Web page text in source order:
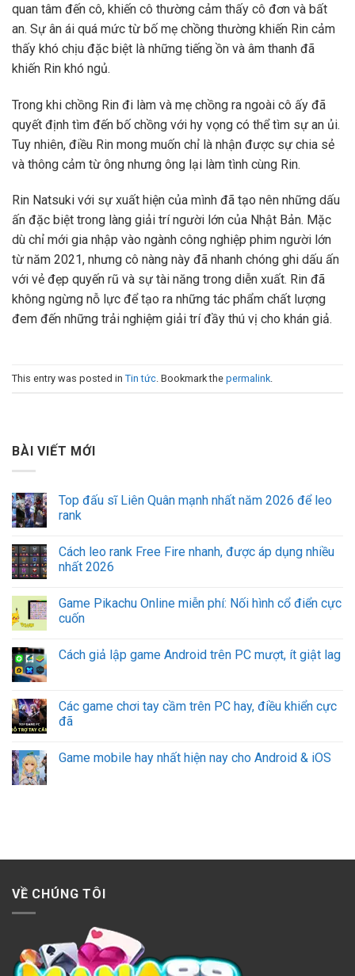
quan tâm đến cô, khiến cô thường cảm thấy cô đơn và bất
an. Sự ân ái quá mức từ bố mẹ chồng thường khiến Rin cảm
thấy khó chịu đặc biệt là những tiếng ồn và âm thanh đã
khiến Rin khó ngủ.
Trong khi chồng Rin đi làm và mẹ chồng ra ngoài cô ấy đã
quyết định tìm đến bố chồng với hy vọng có thể tìm sự an ủi.
Tuy nhiên, điều Rin mong muốn chỉ là nhận được sự chia sẻ
và thông cảm từ ông nhưng ông lại làm tình cùng Rin.
Rin Natsuki với sự xuất hiện của mình đã tạo nên những dấu
ấn đặc biệt trong làng giải trí người lớn của Nhật Bản. Mặc
dù chỉ mới gia nhập vào ngành công nghiệp phim người lớn
từ năm 2021, nhưng cô nàng này đã nhanh chóng ghi dấu ấn
với vẻ đẹp quyến rũ và sự tài năng trong diễn xuất. Rin đã
không ngừng nỗ lực để tạo ra những tác phẩm chất lượng
đem đến những trải nghiệm giải trí đầy thú vị cho khán giả.
This entry was posted in Tin tức . Bookmark the permalink
BÀI VIẾT MỚI
Top đấu sĩ Liên Quân mạnh nhất năm 2026 để leo
rank
Cách leo rank Free Fire nhanh, được áp dụng nhiều
nhất 2026
Game Pikachu Online miễn phí: Nối hình cổ điển cực
cuốn
Cách giả lập game Android trên PC mượt, ít giật lag
Các game chơi tay cầm trên PC hay, điều khiển cực
đã
Game mobile hay nhất hiện nay cho Android & iOS
VỀ CHÚNG TÔI